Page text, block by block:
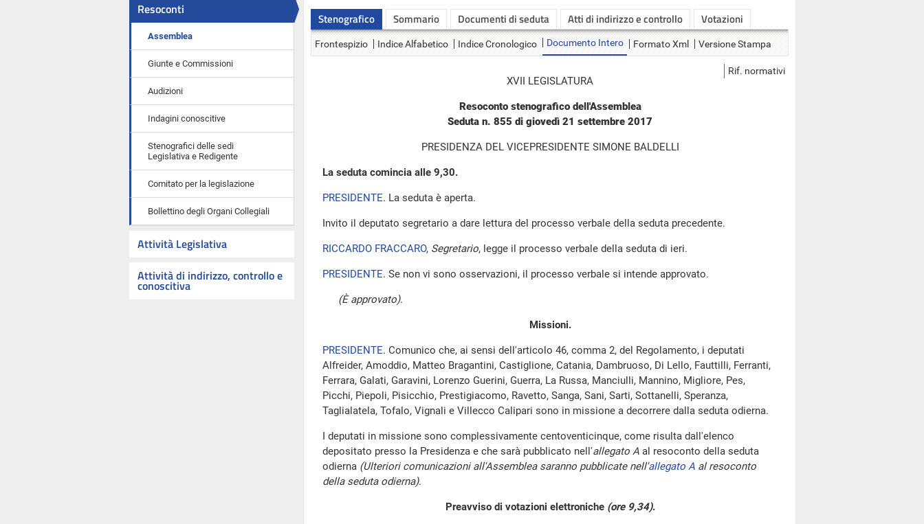
Resoconti
Assemblea
Giunte e Commissioni
Audizioni
Indagini conoscitive
Stenografici delle sedi
Legislativa e Redigente
Comitato per la legislazione
Bollettino degli Organi Collegiali
Attività Legislativa
Attività di indirizzo, controllo e
conoscitiva
Stenografico Sommario Documenti di seduta Atti di indirizzo e controllo Votazioni
Frontespizio Indice Alfabetico Indice Cronologico Documento Intero Formato Xml Versione Stampa
Rif. normativi
XVII LEGISLATURA
Resoconto stenografico dell'Assemblea
Seduta n. 855 di giovedì 21 settembre 2017
PRESIDENZA DEL VICEPRESIDENTE SIMONE BALDELLI
La seduta comincia alle 9,30.
PRESIDENTE. La seduta è aperta.
Invito il deputato segretario a dare lettura del processo verbale della seduta precedente.
RICCARDO FRACCARO, Segretario, legge il processo verbale della seduta di ieri.
PRESIDENTE. Se non vi sono osservazioni, il processo verbale si intende approvato.
(È approvato).
Missioni.
PRESIDENTE. Comunico che, ai sensi dell'articolo 46, comma 2, del Regolamento, i deputati
Alfreider, Amoddio, Matteo Bragantini, Castiglione, Catania, Dambruoso, Di Lello, Fauttilli, Ferranti,
Ferrara, Galati, Garavini, Lorenzo Guerini, Guerra, La Russa, Manciulli, Mannino, Migliore, Pes,
Picchi, Piepoli, Pisicchio, Prestigiacomo, Ravetto, Sanga, Sani, Sarti, Sottanelli, Speranza,
Taglialatela, Tofalo, Vignali e Villecco Calipari sono in missione a decorrere dalla seduta odierna.
I deputati in missione sono complessivamente centoventicinque, come risulta dall'elenco
depositato presso la Presidenza e che sarà pubblicato nell'allegato A al resoconto della seduta
odierna (Ulteriori comunicazioni all'Assemblea saranno pubblicate nell'allegato A al resoconto
della seduta odierna).
Preavviso di votazioni elettroniche (ore 9,34).